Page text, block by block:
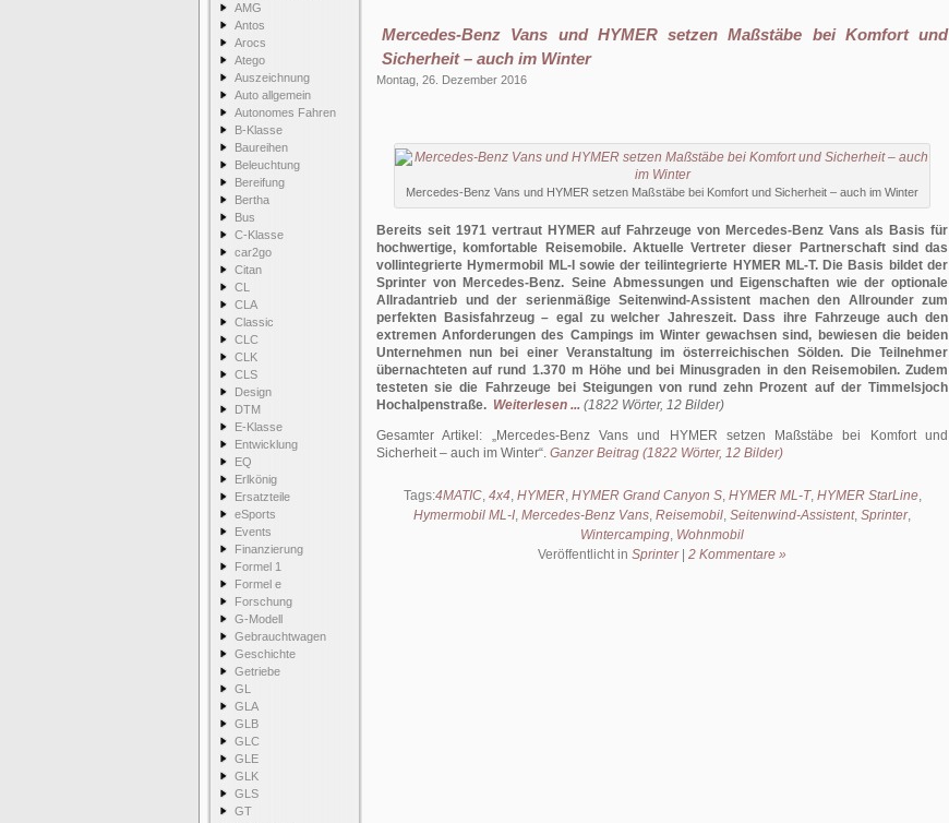
AMG
Antos
Arocs
Atego
Auszeichnung
Auto allgemein
Autonomes Fahren
B-Klasse
Baureihen
Beleuchtung
Bereifung
Bertha
Bus
C-Klasse
car2go
Citan
CL
CLA
Classic
CLC
CLK
CLS
Design
DTM
E-Klasse
Entwicklung
EQ
Erlkönig
Ersatzteile
eSports
Events
Finanzierung
Formel 1
Formel e
Forschung
G-Modell
Gebrauchtwagen
Geschichte
Getriebe
GL
GLA
GLB
GLC
GLE
GLK
GLS
GT
Mercedes-Benz Vans und HYMER setzen Maßstäbe bei Komfort und
Sicherheit – auch im Winter
Montag, 26. Dezember 2016
Mercedes-Benz Vans und HYMER setzen Maßstäbe bei Komfort und Sicherheit – auch im Winter
Bereits seit 1971 vertraut HYMER auf Fahrzeuge von Mercedes-Benz Vans als Basis für
hochwertige, komfortable Reisemobile. Aktuelle Vertreter dieser Partnerschaft sind das
vollintegrierte Hymermobil ML-I sowie der teilintegrierte HYMER ML-T. Die Basis bildet der
Sprinter von Mercedes-Benz. Seine Abmessungen und Eigenschaften wie der optionale
Allradantrieb und der serienmäßige Seitenwind-Assistent machen den Allrounder zum
perfekten Basisfahrzeug – egal zu welcher Jahreszeit. Dass ihre Fahrzeuge auch den
extremen Anforderungen des Campings im Winter gewachsen sind, bewiesen die beiden
Unternehmen nun bei einer Veranstaltung im österreichischen Sölden. Die Teilnehmer
übernachteten auf rund 1.370 m Höhe und bei Minusgraden in den Reisemobilen. Zudem
testeten sie die Fahrzeuge bei Steigungen von rund zehn Prozent auf der Timmelsjoch
Hochalpenstraße. Weiterlesen ... (1822 Wörter, 12 Bilder)
Gesamter Artikel:
Mercedes-Benz Vans und HYMER setzen Maßstäbe bei Komfort und
Sicherheit – auch im Winter . Ganzer Beitrag (1822 Wörter, 12 Bilder)
Tags:4MATIC, 4x4, HYMER, HYMER Grand Canyon S, HYMER ML-T, HYMER StarLine,
Hymermobil ML-I, Mercedes-Benz Vans, Reisemobil, Seitenwind-Assistent, Sprinter,
Wintercamping, Wohnmobil
Veröffentlicht in Sprinter| 2 Kommentare »